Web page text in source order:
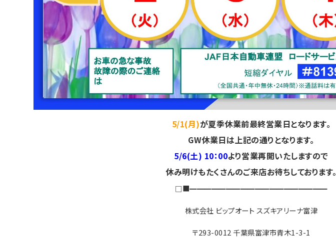
5/1(月)が夏季休業前最終営業日となります。
GW休業日は上記の通りとなります。
5/6(土) 10：00より営業再開いたしますので
休み明けもたくさんのご来店お待ちしております。
□■━━━━━━━━━━━━━━━━━━━
株式会社 ビップオート スズキアリーナ富津
〒293-0012 千葉県富津市青木1-3-1